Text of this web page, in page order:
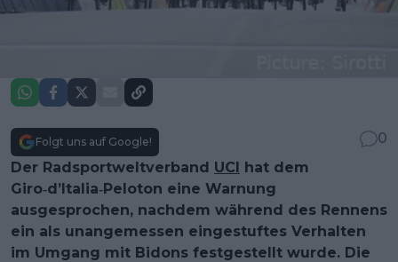
Folgt uns auf Google!
0
Der Radsportweltverband UCI hat dem
Giro‑d’Italia‑Peloton eine Warnung
ausgesprochen, nachdem während des Rennens
ein als unangemessen eingestuftes Verhalten
im Umgang mit Bidons festgestellt wurde. Die